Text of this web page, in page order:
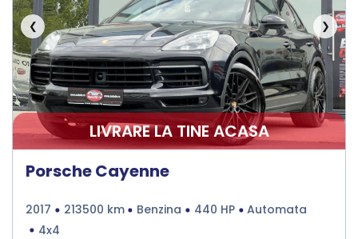
❮ ❯
LIVRARE LA TINE ACASA
Porsche Cayenne
2017 213500 km Benzina 440 HP
Automata
4x4